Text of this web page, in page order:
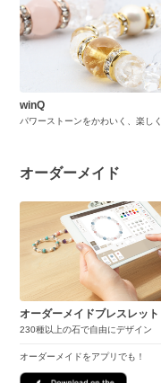
winQ
パワーストーンをかわいく、楽しく
オーダーメイド
オーダーメイドブレスレット
230種以上の石で自由にデザイン
オーダーメイドをアプリでも！